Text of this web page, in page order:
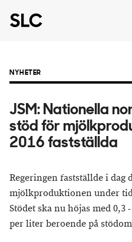
NYHETER
JSM: Nationella
stöd för
2016 fastställda
Regeringen fastställde i dag
mjölkproduktionen under
Stödet ska nu höjas med 0,3
per liter beroende på